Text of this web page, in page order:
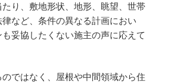
り、敷地形状、地形、眺望、世帯
など、条件の異なる計画におい
妥協したくない施主の声に応えて
ではなく、屋根や中間領域から住